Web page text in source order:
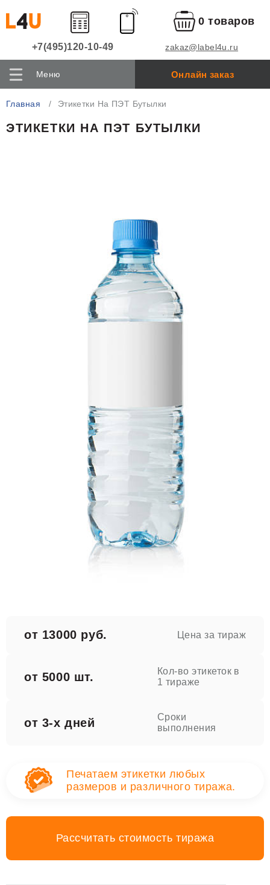
+7(495)120-10-49 zakaz@label4u.ru
0 товаров
Меню Онлайн заказ
Главная Этикетки На ПЭТ Бутылки
ЭТИКЕТКИ НА ПЭТ БУТЫЛКИ
от 13000 руб. Цена за тираж
от 5000 шт.
Кол-во этикеток в
1 тираже
от 3-х дней
Сроки
выполнения
Печатаем этикетки любых
размеров и различного тиража.
Рассчитать стоимость тиража